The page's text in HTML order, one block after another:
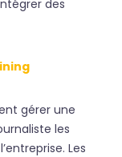
des
gérer une
les
Les